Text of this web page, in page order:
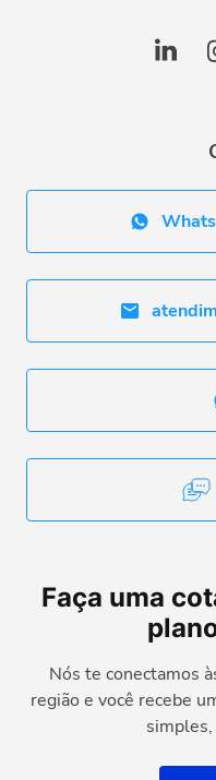
Faça uma
Nós te conectamos
região e você recebe